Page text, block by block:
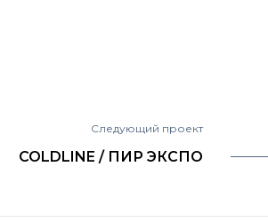
Следующий проект
COLDLINE / ПИР ЭКСПО